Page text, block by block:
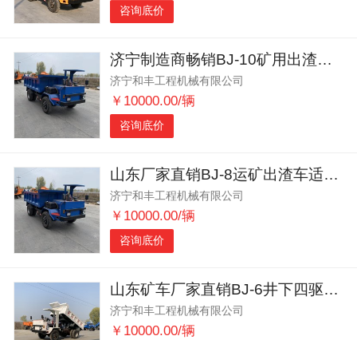
咨询底价
济宁制造商畅销BJ-10矿用出渣车马力强劲
济宁和丰工程机械有限公司
￥10000.00/辆
咨询底价
山东厂家直销BJ-8运矿出渣车适应性强
济宁和丰工程机械有限公司
￥10000.00/辆
咨询底价
山东矿车厂家直销BJ-6井下四驱运矿出渣车动力强劲
济宁和丰工程机械有限公司
￥10000.00/辆